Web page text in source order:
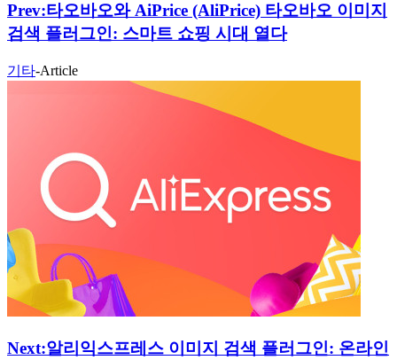
Prev:타오바오와 AiPrice (AliPrice) 타오바오 이미지
검색 플러그인: 스마트 쇼핑 시대 열다
기타-Article
Next:알리익스프레스 이미지 검색 플러그인: 온라인